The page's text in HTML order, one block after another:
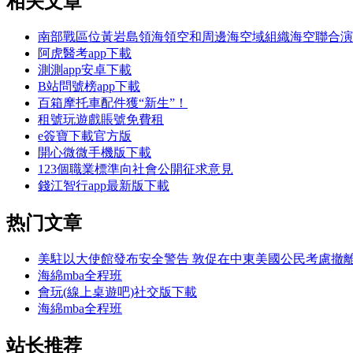
南部戰區位黃岩島領海領空和周邊海空域組織海空聯合
阿虎醫考app下載
測測app安卓下載
B站問號榜app下載
百箱摩托車配件獲“新生”！
租號玩遊戲賬號免費租
e簽寶下載官方版
開心微微手機版下載
123個職業標準向社會公開征求意見
錢江智行app最新版下載
热门文章
美駐以大使館發布安全警告 敦促在中東美國公民考慮撤
海綿mba全程班
會玩(線上桌遊吧)社交版下載
海綿mba全程班
站长推荐